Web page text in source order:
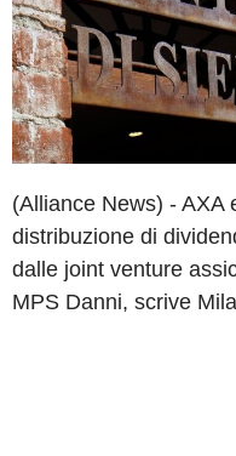
(Alliance News) - AXA
distribuzione di
dalle joint venture
MPS Danni, scrive